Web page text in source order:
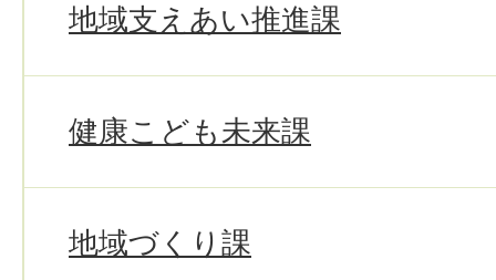
地域支えあい推進課
健康こども未来課
地域づくり課